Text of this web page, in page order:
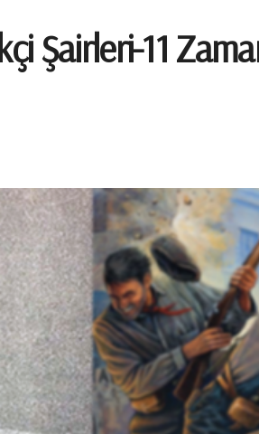
Şairleri-11